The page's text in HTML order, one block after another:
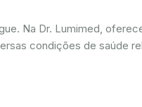
Na Dr. Lumimed,
condições de saúde